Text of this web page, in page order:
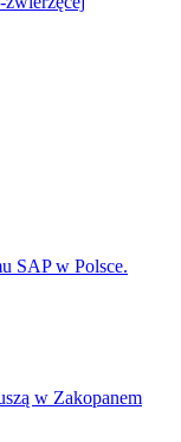
SAP w Polsce.
w Zakopanem